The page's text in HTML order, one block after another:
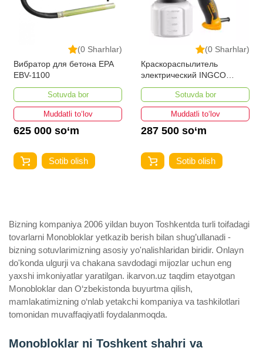
(0 Sharhlar)
Вибратор для бетона EPA
EBV-1100
Sotuvda bor
Muddatli to‘lov
625 000 so‘m
Sotib olish
(0 Sharhlar)
Краскораспылитель
электрический INGCO
SPG3508 450 w
Sotuvda bor
Muddatli to‘lov
287 500 so‘m
Sotib olish
Bizning kompaniya 2006 yildan buyon Toshkentda turli toifadagi
tovarlarni Monobloklar yetkazib berish bilan shug’ullanadi ­
bizning sotuvlarimizning asosiy yo'nalishlaridan biridir. Onlayn
do'konda ulgurji va chakana savdodagi mijozlar uchun eng
yaxshi imkoniyatlar yaratilgan. ikarvon.uz taqdim etayotgan
Monobloklar dan O‘zbekistonda buyurtma qilish,
mamlakatimizning o‘nlab yetakchi kompaniya va tashkilotlari
tomonidan muvaffaqiyatli foydalanmoqda.
Monobloklar ni Toshkent shahri va